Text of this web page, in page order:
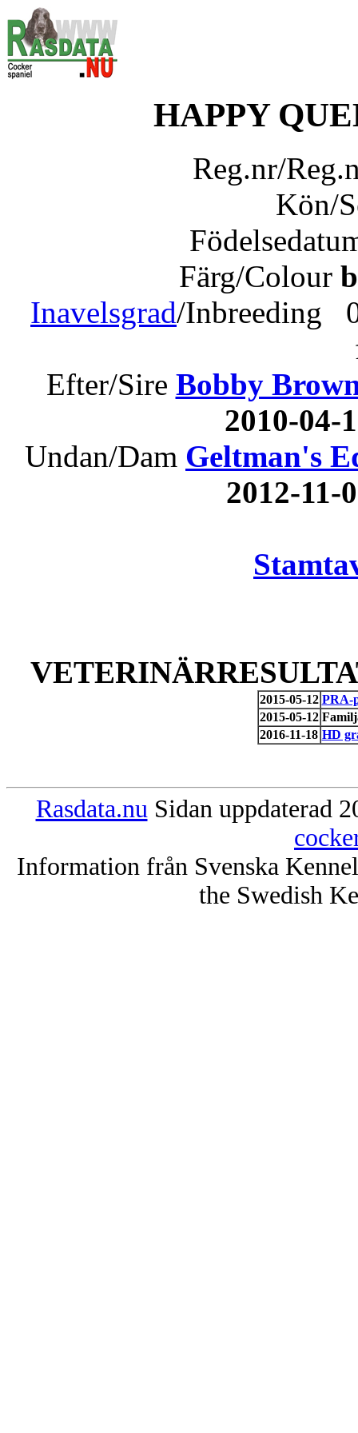
HAPPY
Reg.nr/
Kön/
Färg/Colour
Inavelsgrad/Inbreeding
Efter/Sire Bobby
2010-
Undan/Dam Geltman's
2012-
2015-05-12 PRA-
2015-05-12
2016-11-18 HD
Rasdata.nu Sidan uppdaterad
Information från Svenska
the Swedish